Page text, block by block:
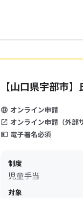
【山口県宇部市
オンライン申請
オンライン申請（外部
電子署名必須
制度
児童手当
対象